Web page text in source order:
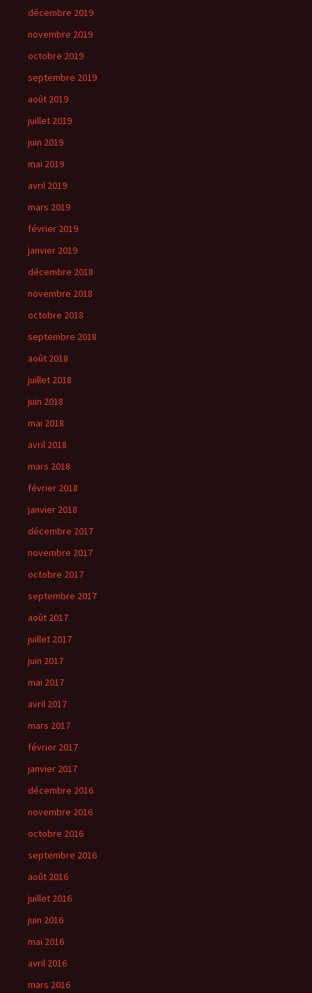
décembre 2019
novembre 2019
octobre 2019
septembre 2019
août 2019
juillet 2019
juin 2019
mai 2019
avril 2019
mars 2019
février 2019
janvier 2019
décembre 2018
novembre 2018
octobre 2018
septembre 2018
août 2018
juillet 2018
juin 2018
mai 2018
avril 2018
mars 2018
février 2018
janvier 2018
décembre 2017
novembre 2017
octobre 2017
septembre 2017
août 2017
juillet 2017
juin 2017
mai 2017
avril 2017
mars 2017
février 2017
janvier 2017
décembre 2016
novembre 2016
octobre 2016
septembre 2016
août 2016
juillet 2016
juin 2016
mai 2016
avril 2016
mars 2016